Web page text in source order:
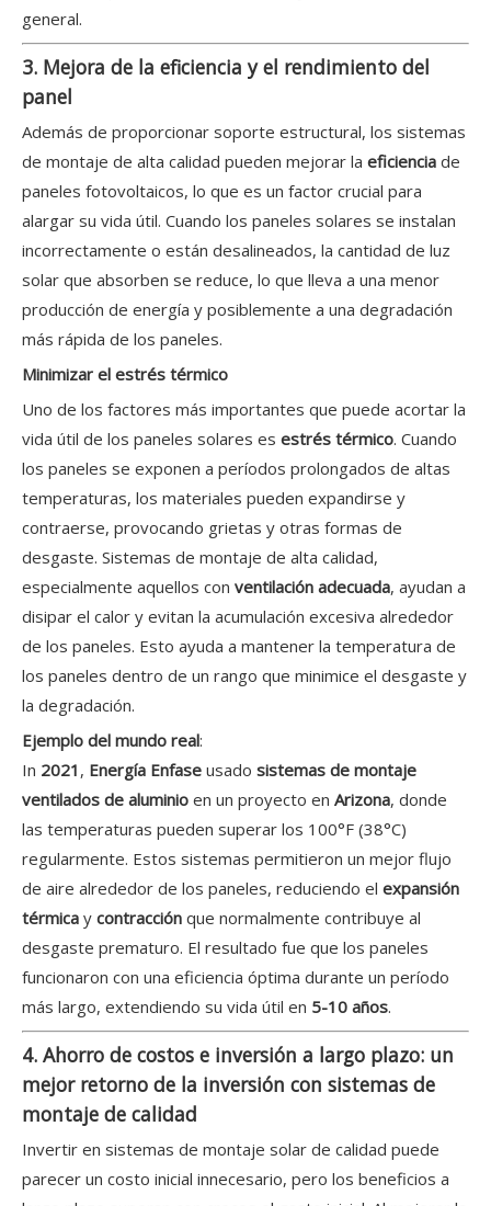
general.
3. Mejora de la eficiencia y el rendimiento del
panel
Además de proporcionar soporte estructural, los sistemas
de montaje de alta calidad pueden mejorar la eficiencia de
paneles fotovoltaicos, lo que es un factor crucial para
alargar su vida útil. Cuando los paneles solares se instalan
incorrectamente o están desalineados, la cantidad de luz
solar que absorben se reduce, lo que lleva a una menor
producción de energía y posiblemente a una degradación
más rápida de los paneles.
Minimizar el estrés térmico
Uno de los factores más importantes que puede acortar la
vida útil de los paneles solares es estrés térmico. Cuando
los paneles se exponen a períodos prolongados de altas
temperaturas, los materiales pueden expandirse y
contraerse, provocando grietas y otras formas de
desgaste. Sistemas de montaje de alta calidad,
especialmente aquellos con ventilación adecuada, ayudan a
disipar el calor y evitan la acumulación excesiva alrededor
de los paneles. Esto ayuda a mantener la temperatura de
los paneles dentro de un rango que minimice el desgaste y
la degradación.
Ejemplo del mundo real:
In 2021 , Energía Enfase usado sistemas de montaje
ventilados de aluminio en un proyecto en Arizona, donde
las temperaturas pueden superar los 100°F (38°C)
regularmente. Estos sistemas permitieron un mejor flujo
de aire alrededor de los paneles, reduciendo el expansión
térmica y contracción que normalmente contribuye al
desgaste prematuro. El resultado fue que los paneles
funcionaron con una eficiencia óptima durante un período
más largo, extendiendo su vida útil en 5-10 años.
4. Ahorro de costos e inversión a largo plazo: un
mejor retorno de la inversión con sistemas de
montaje de calidad
Invertir en sistemas de montaje solar de calidad puede
parecer un costo inicial innecesario, pero los beneficios a